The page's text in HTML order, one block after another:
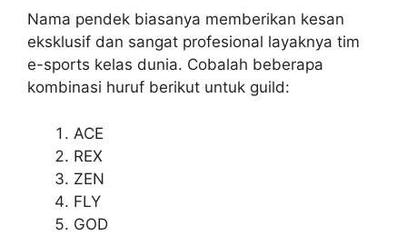
Nama pendek biasanya memberikan kesan
eksklusif dan sangat profesional layaknya tim
e-sports kelas dunia. Cobalah beberapa
kombinasi huruf berikut untuk guild:
ACE
REX
ZEN
FLY
GOD